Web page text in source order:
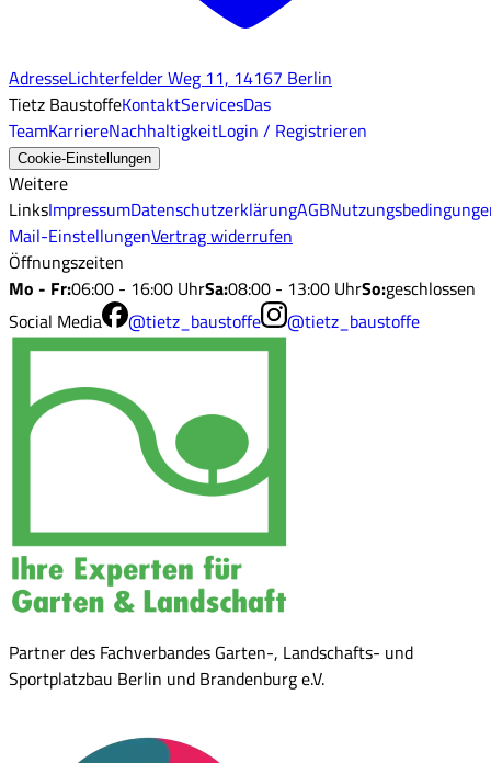
AdresseLichterfelder Weg 11, 14167 Berlin
Tietz BaustoffeKontaktServicesDas
TeamKarriereNachhaltigkeitLogin / Registrieren
Cookie-Einstellungen
Weitere
LinksImpressumDatenschutzerklärungAGB
Mail-EinstellungenVertrag widerrufen
Öffnungszeiten
Mo - Fr:06:00 - 16:00 UhrSa:08:00 - 13:00 UhrSo:geschlossen
Social Media
@tietz_baustoffe @tietz_baustoffe
Partner des Fachverbandes Garten-, Landschafts- und
Sportplatzbau Berlin und Brandenburg e.V.